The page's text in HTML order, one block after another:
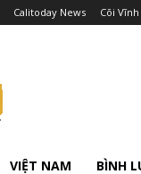
Calitoday News Cõi
VIỆT NAM BÌNH